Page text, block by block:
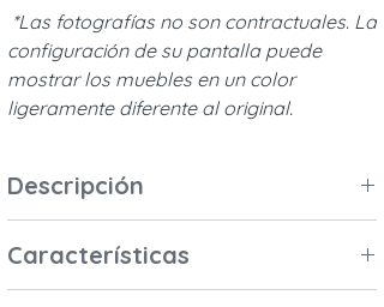
*Las fotografías no son contractuales. La
configuración de su pantalla puede
mostrar los muebles en un color
ligeramente diferente al original.
Descripción
pequeños laterales de cama, está
diseñado para camas de 60x120 cm de
Características